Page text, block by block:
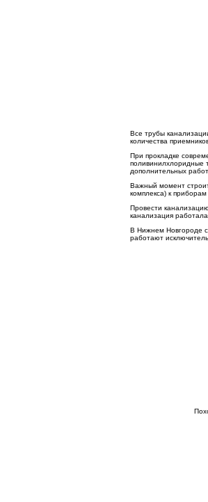
Все трубы
количества
При прокладке
поливинилхлоридные
дополнительных
Важный момент
комплекса) к приборам
Провести
канализация
В Нижнем Новгороде
работают